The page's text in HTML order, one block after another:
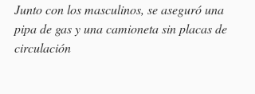
Junto con los masculinos, se aseguró una
pipa de gas y una camioneta sin placas de
circulación